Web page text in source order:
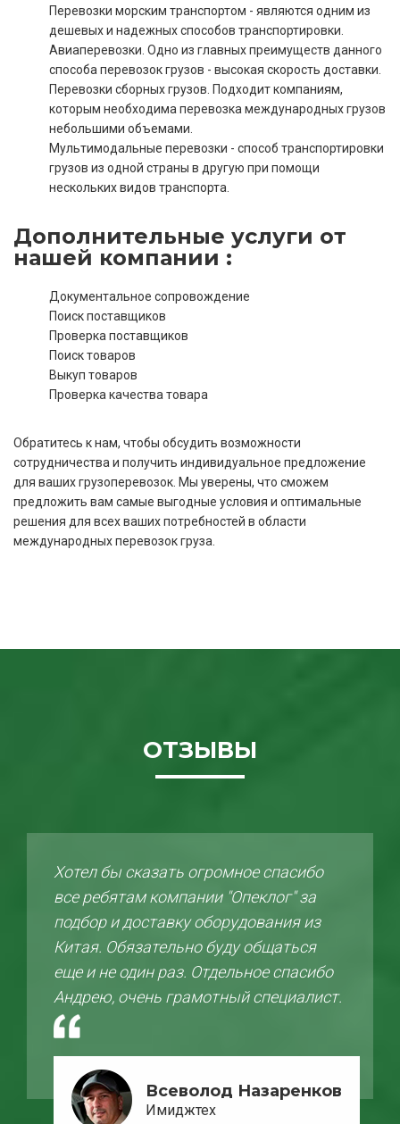
Перевозки морским транспортом - являются одним из
дешевых и надежных способов транспортировки.
Авиаперевозки. Одно из главных преимуществ данного
способа перевозок грузов - высокая скорость доставки.
Перевозки сборных грузов. Подходит компаниям,
которым необходима перевозка международных грузов
небольшими объемами.
Мультимодальные перевозки - способ транспортировки
грузов из одной страны в другую при помощи
нескольких видов транспорта.
Дополнительные услуги от
нашей компании :
Документальное сопровождение
Поиск поставщиков
Проверка поставщиков
Поиск товаров
Выкуп товаров
Проверка качества товара
Обратитесь к нам, чтобы обсудить возможности
сотрудничества и получить индивидуальное предложение
для ваших грузоперевозок. Мы уверены, что сможем
предложить вам самые выгодные условия и оптимальные
решения для всех ваших потребностей в области
международных перевозок груза.
ОТЗЫВЫ
Хотел бы сказать огромное спасибо
все ребятам компании "Опеклог" за
подбор и доставку оборудования из
Китая. Обязательно буду общаться
еще и не один раз. Отдельное спасибо
Андрею, очень грамотный специалист.
Всеволод Назаренков
Имиджтех